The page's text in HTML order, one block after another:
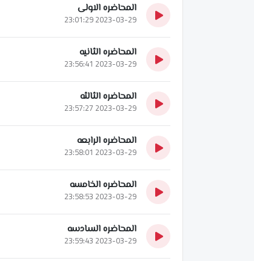
المحاضره الاولى
2023-03-29 23:01:29
المحاضره الثانيه
2023-03-29 23:56:41
المحاضره الثالثه
2023-03-29 23:57:27
المحاضره الرابعه
2023-03-29 23:58:01
المحاضره الخامسه
2023-03-29 23:58:53
المحاضره السادسه
2023-03-29 23:59:43